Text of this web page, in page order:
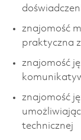
znajomość
praktyczna
znajomość
znajomość
technicznej